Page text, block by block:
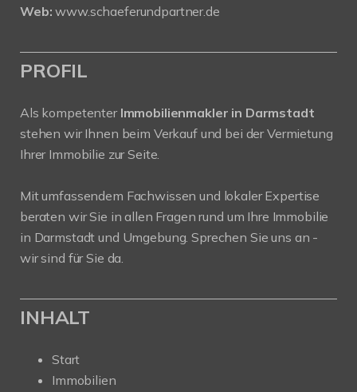
Web: www.schaeferundpartner.de
PROFIL
Als kompetenter Immobilienmakler in Darmstadt
stehen wir Ihnen beim Verkauf und bei der Vermietung
Ihrer Immobilie zur Seite.
Mit umfassendem Fachwissen und lokaler Expertise
beraten wir Sie in allen Fragen rund um Ihre Immobilie
in Darmstadt und Umgebung. Sprechen Sie uns an -
wir sind für Sie da.
INHALT
Start
Immobilien